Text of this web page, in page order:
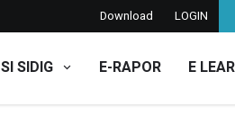
Download LOGIN
SI SIDIG E-RAPOR E